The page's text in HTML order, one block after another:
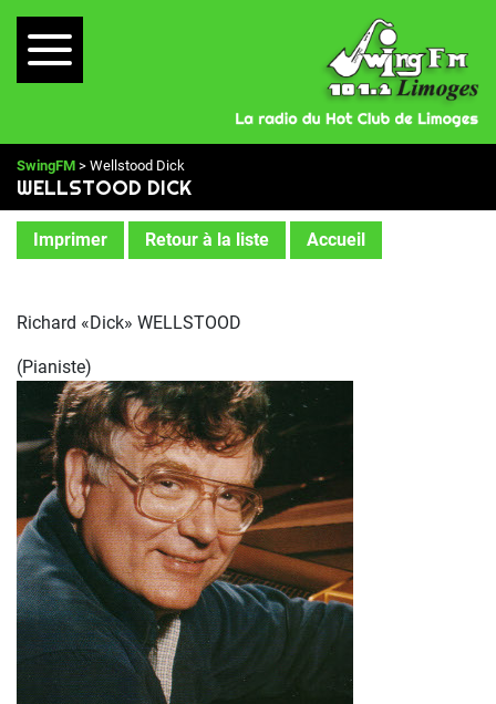
SwingFM > Wellstood Dick
WELLSTOOD DICK
Imprimer Retour à la liste Accueil
Richard «Dick» WELLSTOOD
(Pianiste)